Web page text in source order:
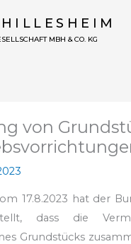
MBH & CO. KG
von
17.8.2023 hat der
dass die
Grundstücks